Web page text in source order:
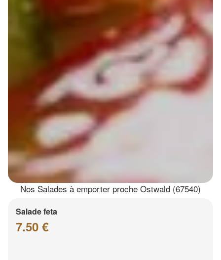
Nos Salades à emporter proche Ostwald (67540)
Salade feta
7.50 €